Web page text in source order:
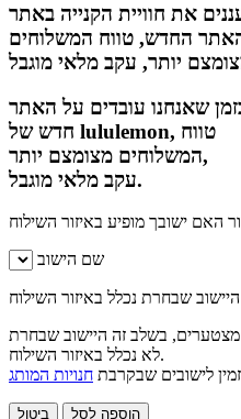
החדש, טווח המשלוחים
שאנחנו עובדים על האתר
חדש של lululemon, טווח
המשלוחים מצומצם יותר,
עקב מלאי מוגבל.
שם הישוב
היישוב שבחרת נכלל באיזור השילוח
מצטערים, בשלב זה היישוב שבחרת
לא נכלל באיזור השילוח.
לישובים שבקרבת
ביטול הוספה לסל